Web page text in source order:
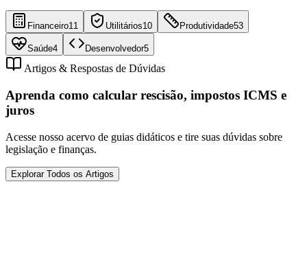
Financeiro11 Utilitários10 Produtividade53
Saúde4 Desenvolvedor5
Artigos & Respostas de Dúvidas
Aprenda como calcular rescisão, impostos ICMS e
juros
Acesse nosso acervo de guias didáticos e tire suas dúvidas sobre
legislação e finanças.
Explorar Todos os Artigos